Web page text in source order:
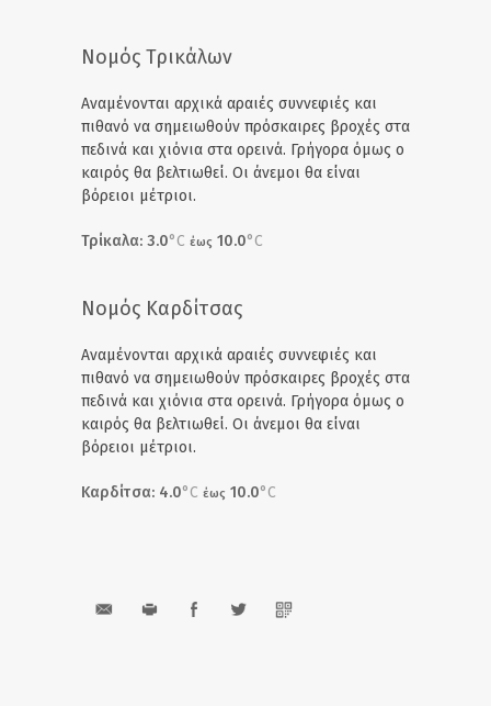
Νομός Τρικάλων
Αναμένονται αρχικά αραιές συννεφιές και
πιθανό να σημειωθούν πρόσκαιρες βροχές στα
πεδινά και χιόνια στα ορεινά. Γρήγορα όμως ο
καιρός θα βελτιωθεί. Οι άνεμοι θα είναι
βόρειοι μέτριοι.
Τρίκαλα: 3.0°C έως 10.0°C
Νομός Καρδίτσας
Αναμένονται αρχικά αραιές συννεφιές και
πιθανό να σημειωθούν πρόσκαιρες βροχές στα
πεδινά και χιόνια στα ορεινά. Γρήγορα όμως ο
καιρός θα βελτιωθεί. Οι άνεμοι θα είναι
βόρειοι μέτριοι.
Καρδίτσα: 4.0°C έως 10.0°C